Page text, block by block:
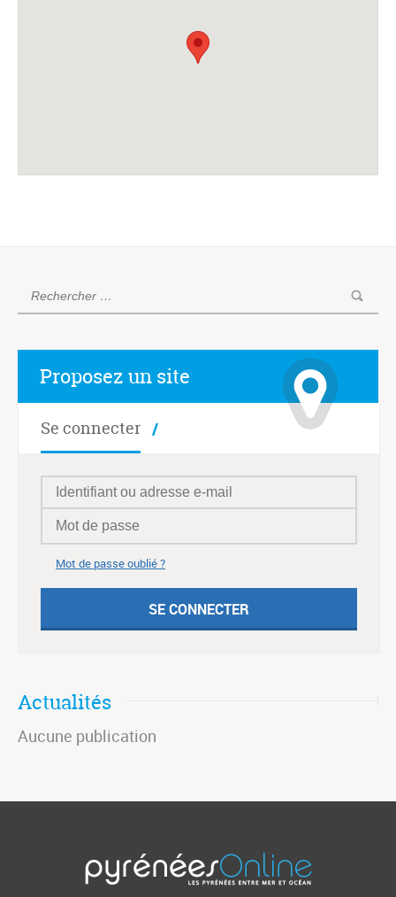
Proposez un site
Se connecter
Mot de passe oublié ?
Actualités
Aucune publication